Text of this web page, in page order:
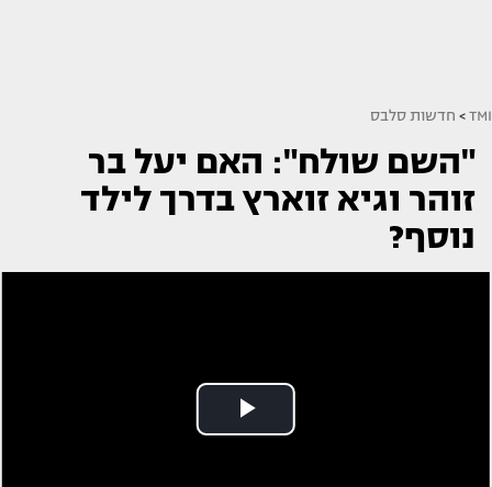
TMI
> חדשות סלבס
"השם שולח": האם יעל בר
זוהר וגיא זוארץ בדרך לילד
נוסף?